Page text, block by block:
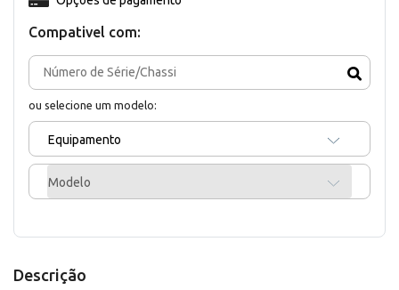
Compativel com:
ou selecione um modelo:
Equipamento
Modelo
Descrição